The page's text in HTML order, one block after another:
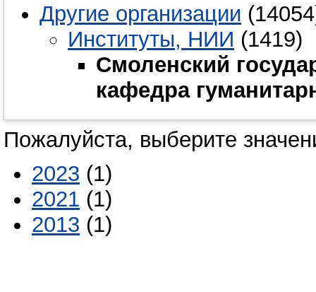
Другие организации
Институты, НИИ (1419)
Смоленский
кафедра
Пожалуйста, выберите
2023 (1)
2021 (1)
2013 (1)